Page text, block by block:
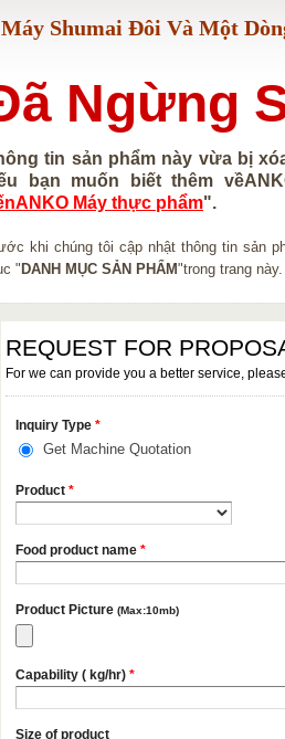
Máy Shumai Đôi Và Một
Ngừng
tin sản phẩm này vừa bị
bạn muốn biết thêm
Máy thực phẩm".
khi chúng tôi cập nhật thông tin sản
"DANH MỤC SẢN PHẨM"trong trang này.